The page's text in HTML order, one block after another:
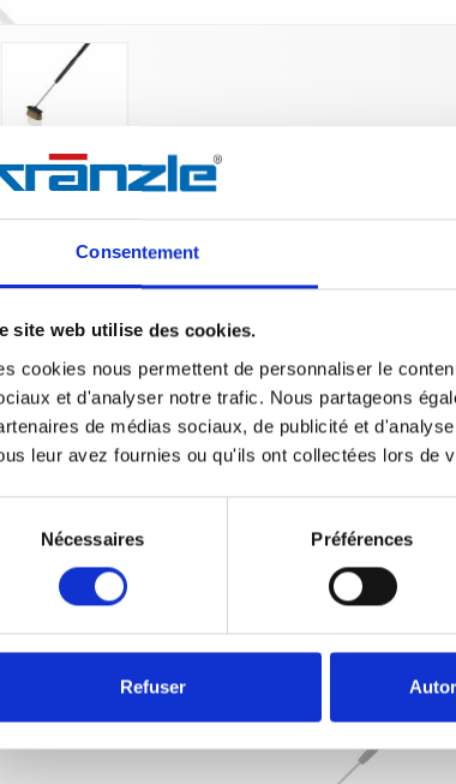
Consentement
site web utilise des cookies.
cookies nous permettent de personnaliser le
et d'analyser notre trafic. Nous partageons
de médias sociaux, de publicité et
leur avez fournies ou qu'ils ont collectées lors de
Nécessaires Préférences
Refuser
TECHNIQUES